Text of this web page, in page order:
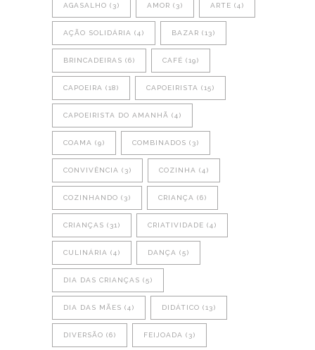
AGASALHO (3) AMOR (3) ARTE (4)
AÇÃO SOLIDÁRIA (4) BAZAR (13)
BRINCADEIRAS (6) CAFÉ (19)
CAPOEIRA (18) CAPOEIRISTA (15)
CAPOEIRISTA DO AMANHÃ (4)
COAMA (9) COMBINADOS (3)
CONVIVÊNCIA (3) COZINHA (4)
COZINHANDO (3) CRIANÇA (6)
CRIANÇAS (31) CRIATIVIDADE (4)
CULINÁRIA (4) DANÇA (5)
DIA DAS CRIANÇAS (5)
DIA DAS MÃES (4) DIDÁTICO (13)
DIVERSÃO (6) FEIJOADA (3)